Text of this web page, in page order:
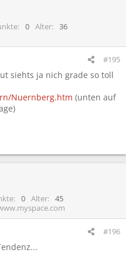
0 Alter
36
#195
siehts ja nich grade so toll
Nuernberg.htm (unten auf
0 Alter
45
#196